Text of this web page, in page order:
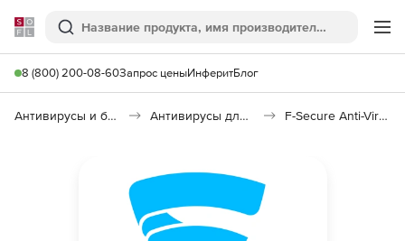
Softline
Поиск
8 (800) 200-08-60Запрос ценыИнферитБлог
Антивирусы и безопасность Антивирусы для организаций F-Secure Anti-Virus Linux Server Security